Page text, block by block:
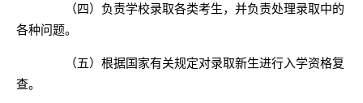
（四）负责学校录取各类考生，并负责处理录取中的
各种问题。
（五）根据国家有关规定对录取新生进行入学资格复
查。